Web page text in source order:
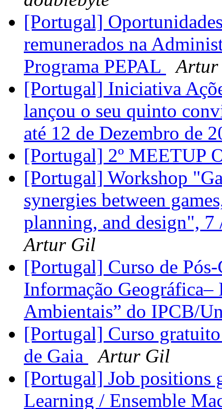
[Portugal]
remunerados na
Programa PEPAL
[Portugal] Iniciativa
lançou o seu quinto
até 12 de Dezembro de
[Portugal] 2º MEETUP
[Portugal] Workshop
synergies between
planning, and design",
Artur Gil
[Portugal] Curso de Pós-
Informação Geográfica–
Ambientais” do IPCB/
[Portugal] Curso
de Gaia
Artur Gil
[Portugal] Job positions
Learning / Ensemble